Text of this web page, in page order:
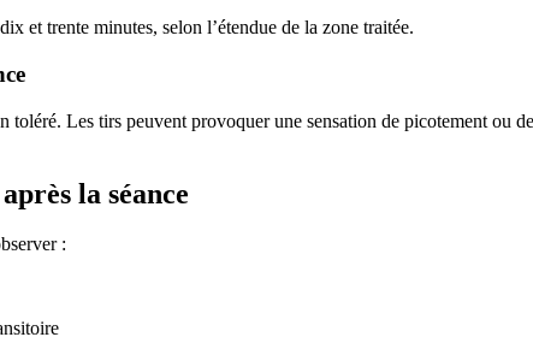
et trente minutes, selon l’étendue de la zone traitée.
toléré. Les tirs peuvent provoquer une sensation de picotement ou
la séance
: